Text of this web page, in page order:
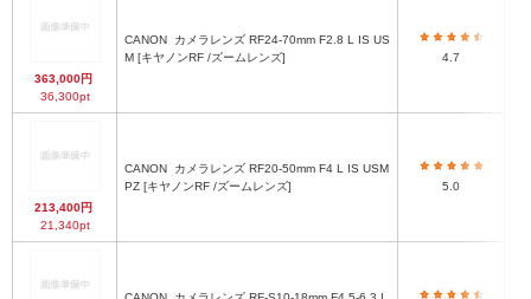
363,000円
36,300pt
CANON
M [キヤノンRF /ズームレンズ]
4.7
213,400円
21,340pt
CANON
PZ [キヤノンRF /ズームレンズ]
5.0